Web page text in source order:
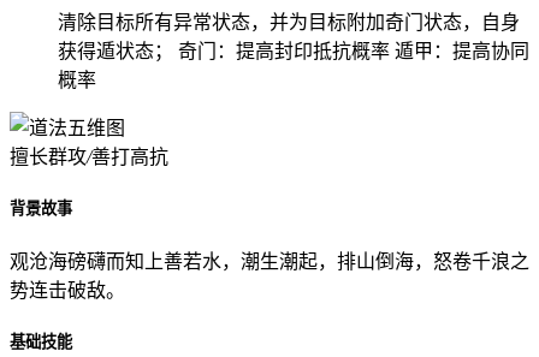
清除目标所有异常状态，并为目标附加奇门状态，自身
获得遁状态； 奇门：提高封印抵抗概率 遁甲：提高协同
概率
擅长群攻/善打高抗
背景故事
观沧海磅礴而知上善若水，潮生潮起，排山倒海，怒卷千浪之
势连击破敌。
基础技能